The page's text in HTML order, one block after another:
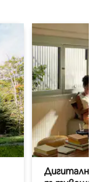
Дигитални